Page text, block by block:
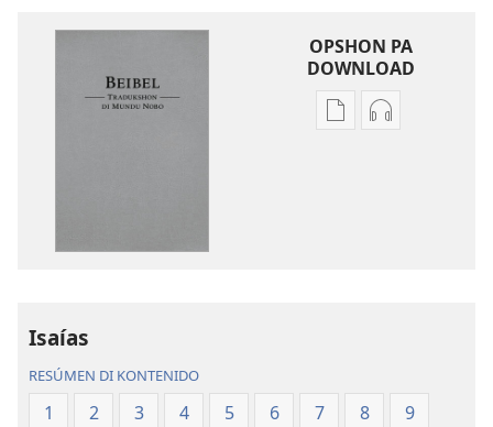
OPSHON PA
DOWNLOAD
OpshonOpshon
Isaías
RESÚMEN DI KONTENIDO
1 2 3 4 5 6 7 8
9